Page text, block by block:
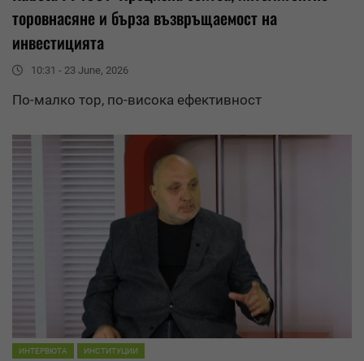
торовнасяне и бърза възвръщаемост на
инвестицията
10:31 - 23 June, 2026
По-малко тор, по-висока ефективност
ИНТЕРВЮТА ИНСТИТУЦИИ